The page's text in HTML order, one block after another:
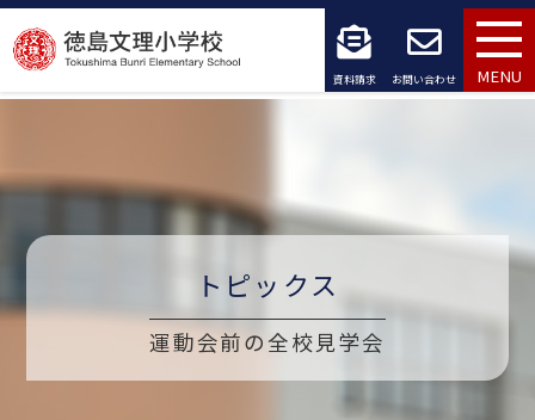
コ
ン
ス
資料請求 お問い合わせ MENU
トピックス
運動会前の全校見学会